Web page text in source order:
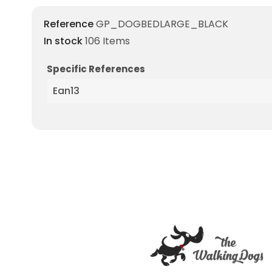
ReferenceGP_DOGBEDLARGE_BLACK
In stock106 Items
Specific References
Ean13